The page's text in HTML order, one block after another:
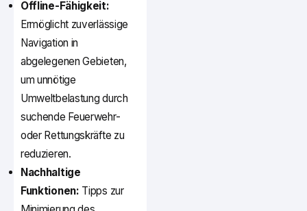
Offline-Fähigkeit:
Ermöglicht zuverlässige
Navigation in
abgelegenen Gebieten,
um unnötige
Umweltbelastung durch
suchende Feuerwehr-
oder Rettungskräfte zu
reduzieren.
Nachhaltige
Funktionen: Tipps zur